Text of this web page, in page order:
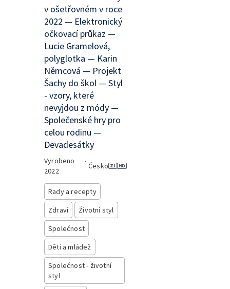
v ošetřovném v roce
2022 — Elektronický
očkovací průkaz —
Lucie Gramelová,
polyglotka — Karin
Němcová — Projekt
Šachy do škol — Styl
- vzory, které
nevyjdou z módy —
Společenské hry pro
celou rodinu —
Devadesátky
Vyrobeno
2022
•
Česko
Rady a recepty
Zdraví
Životní styl
Společnost
Děti a mládež
Společnost - životní
styl